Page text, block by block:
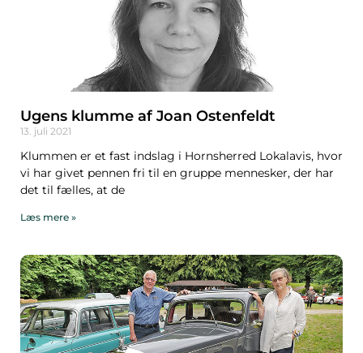
Ugens klumme af Joan Ostenfeldt
13. juli 2021
Klummen er et fast indslag i Hornsherred Lokalavis, hvor
vi har givet pennen fri til en gruppe mennesker, der har
det til fælles, at de
Læs mere »